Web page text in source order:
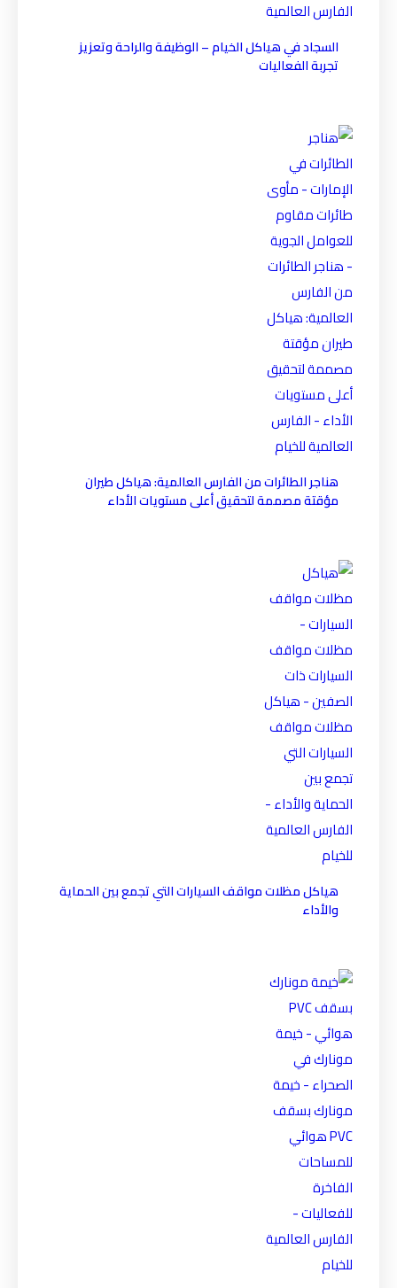
السجاد في هياكل الخيام – الوظيفة والراحة وتعزيز
تجربة الفعاليات
هناجر الطائرات من الفارس العالمية: هياكل طيران
مؤقتة مصممة لتحقيق أعلى مستويات الأداء
هياكل مظلات مواقف السيارات التي تجمع بين الحماية
والأداء